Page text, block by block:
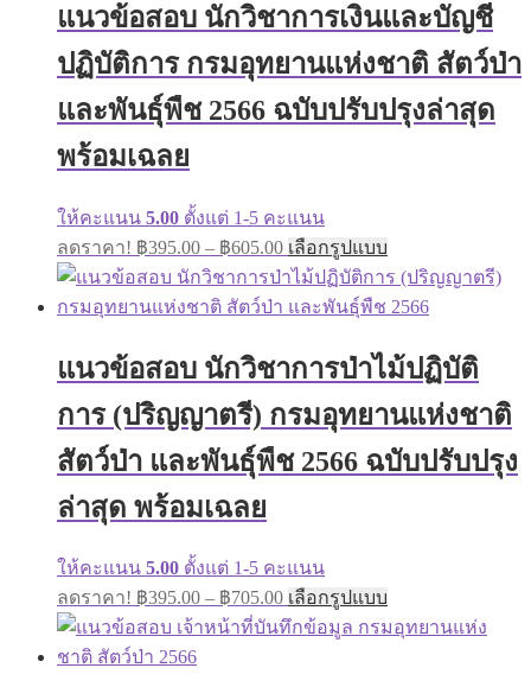
options
be
chosen
on
the
แนวข้อสอบ นักวิชาการเงินและบัญชี
ปฏิบัติการ กรมอุทยานแห่งชาติ สัตว์ป่า
และพันธุ์พืช 2566 ฉบับปรับปรุงล่าสุด
พร้อมเฉลย
ให้คะแนน 5.00 ตั้งแต่ 1-5 คะแนน
ลดราคา! ฿395.00 – ฿605.00Price
range:
฿395.00
through
เลือกรูปแบบ
product
has
multiple
options
be
chosen
on
the
แนวข้อสอบ นักวิชาการป่าไม้ปฏิบัติ
การ (ปริญญาตรี) กรมอุทยานแห่งชาติ
สัตว์ป่า และพันธุ์พืช 2566 ฉบับปรับปรุง
ล่าสุด พร้อมเฉลย
ให้คะแนน 5.00 ตั้งแต่ 1-5 คะแนน
ลดราคา! ฿395.00 – ฿705.00Price
range:
฿395.00
เลือกรูปแบบ
product
has